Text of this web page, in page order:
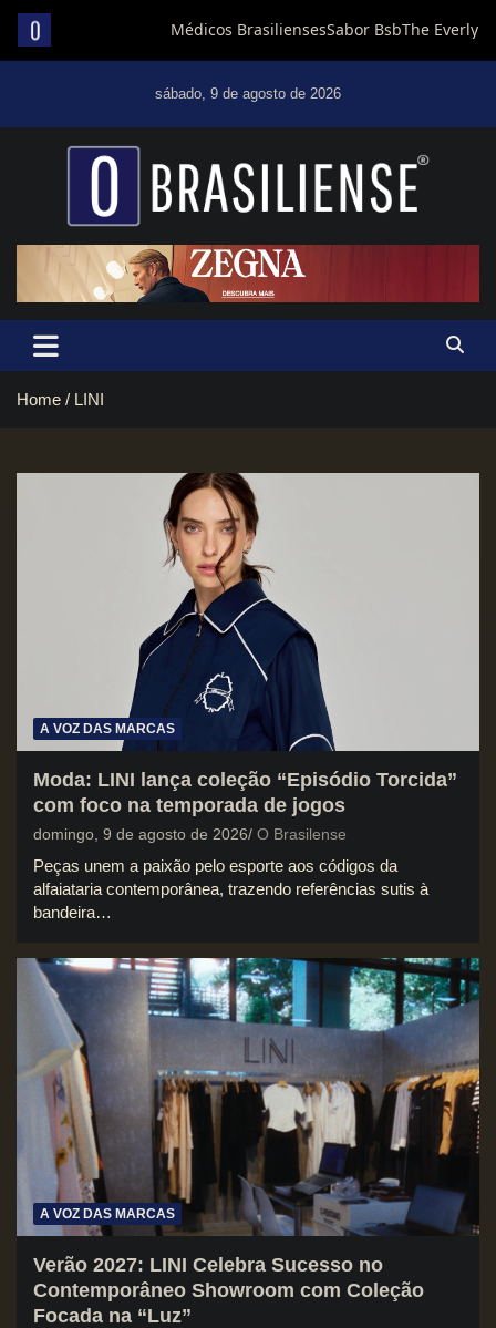
sábado, 9 de agosto de 2026
Um diário de notícias que trabalha por Brasília
Home LINI
A VOZ DAS MARCAS
Moda: LINI lança coleção “Episódio Torcida”
com foco na temporada de jogos
domingo, 9 de agosto de 2026 O Brasilense
Peças unem a paixão pelo esporte aos códigos da
alfaiataria contemporânea, trazendo referências sutis à
bandeira…
A VOZ DAS MARCAS
Verão 2027: LINI Celebra Sucesso no
Contemporâneo Showroom com Coleção
Focada na “Luz”